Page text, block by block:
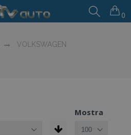
0
VOLKSWAGEN
Mostra